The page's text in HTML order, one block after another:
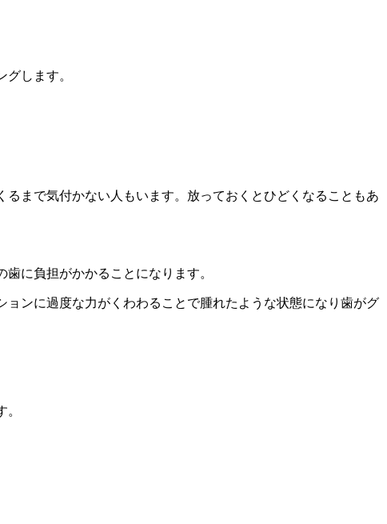
します。
まで気付かない人もいます。放っておくとひどくなることもあ
に負担がかかることになります。
ンに過度な力がくわわることで腫れたような状態になり歯がグ